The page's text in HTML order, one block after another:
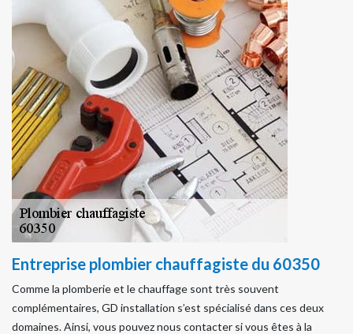
Entreprise plombier chauffagiste du 60350
Comme la plomberie et le chauffage sont très souvent
complémentaires, GD installation s’est spécialisé dans ces deux
domaines. Ainsi, vous pouvez nous contacter si vous êtes à la